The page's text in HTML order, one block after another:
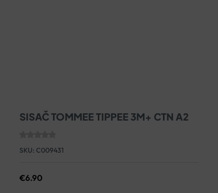
SISAČ TOMMEE TIPPEE 3M+ CTN A2
SKU: C009431
€6.90